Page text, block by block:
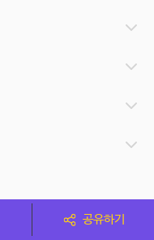
공유하기